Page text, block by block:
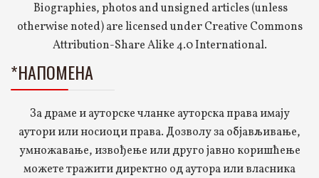
Biographies, photos and unsigned articles (unless
otherwise noted) are licensed under Creative Commons
Attribution-Share Alike 4.0 International.
*НАПОМЕНА
За драме и ауторске чланке ауторска права имају
аутори или носиоци права. Дозволу за објављивање,
умножавање, извођење или друго јавно коришћење
можете тражити директно од аутора или власника